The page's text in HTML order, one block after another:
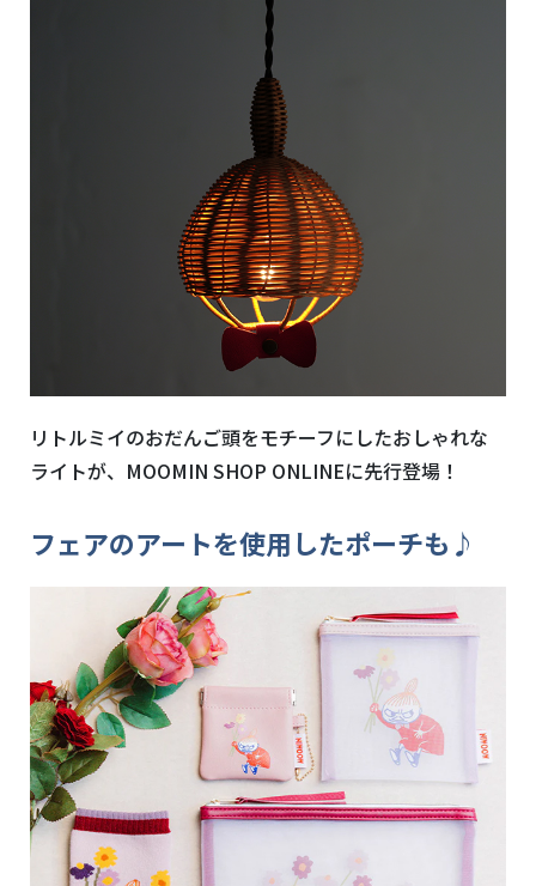
リトルミイのおだんご頭をモチーフにしたおしゃれな
ライトが、MOOMIN SHOP ONLINEに先行登場！
フェアのアートを使用したポーチも♪